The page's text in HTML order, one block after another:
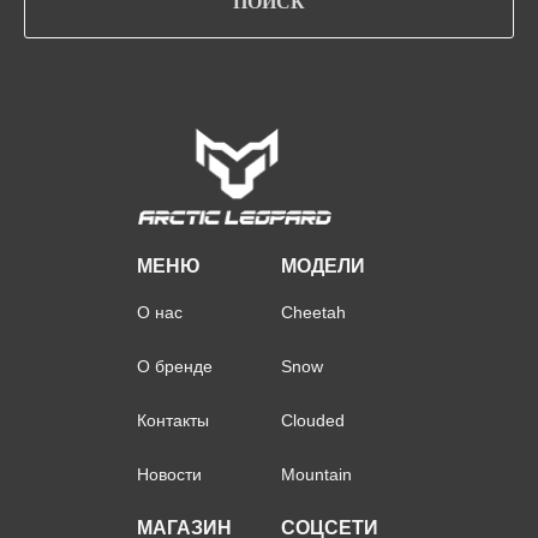
СОЦСЕТИ
МАГАЗИН
Mountain
Clouded
Snow
Cheetah
МОДЕЛИ
Новости
Контакты
О бренде
О нас
МЕНЮ